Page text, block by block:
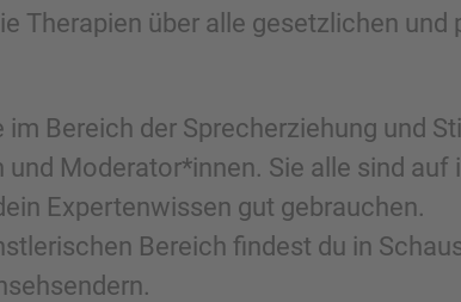
Therapien über alle gesetzlichen und
Bereich der Sprecherziehung und
Moderator*innen. Sie alle sind auf
Expertenwissen gut gebrauchen.
Bereich findest du in